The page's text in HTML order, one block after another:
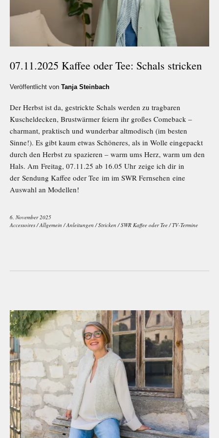
07.11.2025 Kaffee oder Tee: Schals stricken
Veröffentlicht von Tanja Steinbach
Der Herbst ist da, gestrickte Schals werden zu tragbaren
Kuscheldecken, Brustwärmer feiern ihr großes Comeback –
charmant, praktisch und wunderbar altmodisch (im besten
Sinne!). Es gibt kaum etwas Schöneres, als in Wolle eingepackt
durch den Herbst zu spazieren – warm ums Herz, warm um den
Hals. Am Freitag, 07.11.25 ab 16.05 Uhr zeige ich dir in
der Sendung Kaffee oder Tee im im SWR Fernsehen eine
Auswahl an Modellen!
6. November 2025
Accessoires/Allgemein /Anleitungen /Stricken /SWR Kaffee oder Tee/TV-Termine